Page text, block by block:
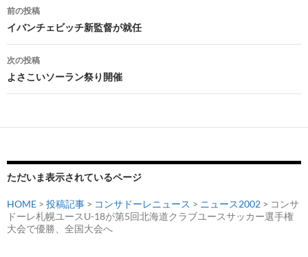
投
稿
ナ
ビ
ー
ョ
ン
前の投稿
イバンチェビッチ新監督が就任
次の投稿
よさこいソーラン祭り開催
ただいま表示されているページ
HOME > 投稿記事 > コンサドーレニュース > ニュース2002 > コンサ
ドーレ札幌ユースU-18が第5回北海道クラブユースサッカー選手権
大会で優勝、全国大会へ